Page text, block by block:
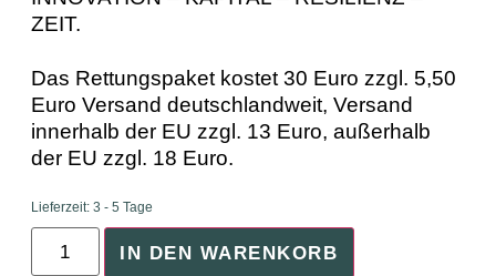
ZEIT.
Das Rettungspaket kostet 30 Euro zzgl. 5,50
Euro Versand deutschlandweit, Versand
innerhalb der EU zzgl. 13 Euro, außerhalb
der EU zzgl. 18 Euro.
Lieferzeit:3 - 5 Tage
IN DEN WARENKORB